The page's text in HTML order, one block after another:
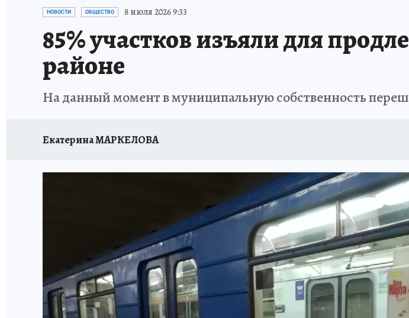
ИСПЫТАНО НА СЕБЕ
НОВОСТИ ОБЩЕСТВО 8 июля 2026 9:33
85% участков изъяли для
районе
На данный момент в муниципальную собственность
Екатерина МАРКЕЛОВА